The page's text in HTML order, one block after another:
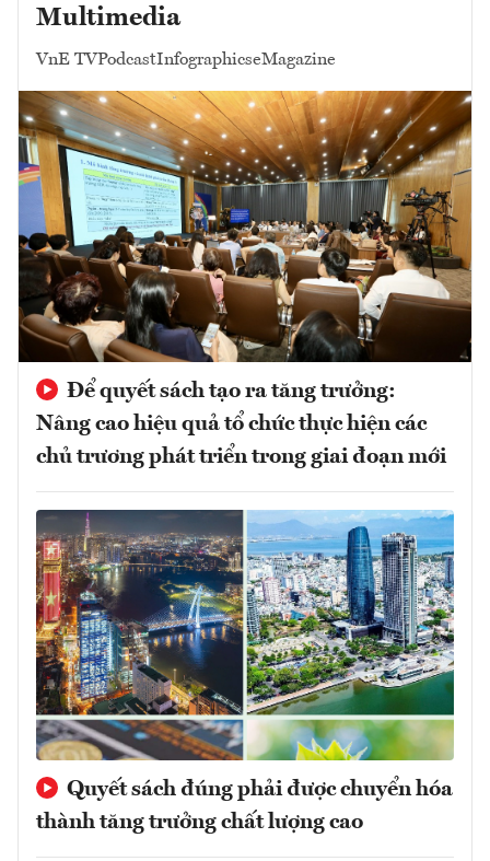
Multimedia
VnE TVPodcastInfographicseMagazine
Để quyết sách tạo ra tăng trưởng:
Nâng cao hiệu quả tổ chức thực hiện các
chủ trương phát triển trong giai đoạn mới
Quyết sách đúng phải được chuyển hóa
thành tăng trưởng chất lượng cao